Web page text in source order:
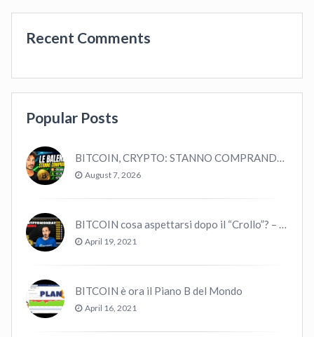
Recent Comments
Popular Posts
BITCOIN, CRYPTO: STANNO COMPRANDO TUTTI (GUARDA QUESTI DATI), EPPURE…
August 7, 2026
BITCOIN cosa aspettarsi dopo il “Crollo”? – CryptoMonday NEWS w16/’21
April 19, 2021
BITCOIN è ora il Piano B del Mondo
April 16, 2021